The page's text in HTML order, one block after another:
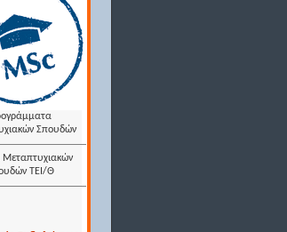
Σπουδών
Μεταπτυχιακών
ΤΕΙ/Θ